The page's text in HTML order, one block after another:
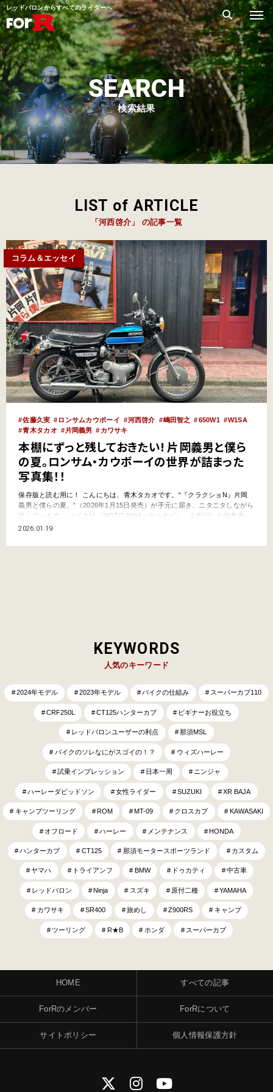
レッドバロンからすべてのライダーへ
SEARCH
検索結果
LIST of ARTICLE
「河西啓介」 の記事一覧
コラム＆エッセイ
佐藤久実 ロンサムカウボーイ 河西啓介 嶋田智之 650W1
W1SA
青木タカオ
片岡義男 カワサキ
本棚にずっと残しておきたい! 片岡義男と僕ら
の夏。ロンサム・カウボーイの世界が詰まった
写真集！！
保存版と読む用に！ こんにちは、青木タカオです。“『クラクショN』片岡
義男と僕らの夏。”（2026年1月15日発売）が手元に届き、ニタニタしながら
読んでいます。 バイク誌『MOTO NAVI（モトナビ）』を創刊した編集者・
モータージャーナリストの河西啓介さんが、クラウドファンディングを通じ
ごと一冊がその世界観で埋め尽くされ…
2026.01.19
KEYWORDS
人気のキーワード
2024年モデル 2023年モデル バイクの仕組み スーパーカブ110
CRF250L CT125ハンターカブ ビギナーお役立ち
レッドバロンユーザーの利点 那須MSL
バイクのソレなにがスゴイの！？ ウィズハーレー
試乗インプレッション 日本一周 ニンジャ
ハーレーダビッドソン 女性ライダー SUZUKI XR BAJA
キャンプツーリング ROM MT-09 クロスカブ KAWASAKI
オフロード ハーレー メンテナンス HONDA
ハンターカブ CT125 那須モータースポーツランド カスタム
ヤマハ トライアンフ BMW ドゥカティ 中古車
レッドバロン Ninja スズキ 原付二種 YAMAHA
カワサキ SR400 旅めし Z900RS キャンプ
ツーリング R★B ホンダ スーパーカブ
HOME すべての記事
ForRのメンバー ForRについて
サイトポリシー 個人情報保護方針